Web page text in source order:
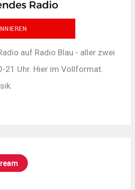
auf Radio Blau - aller zwei
21 Uhr. Hier im Vollformat.